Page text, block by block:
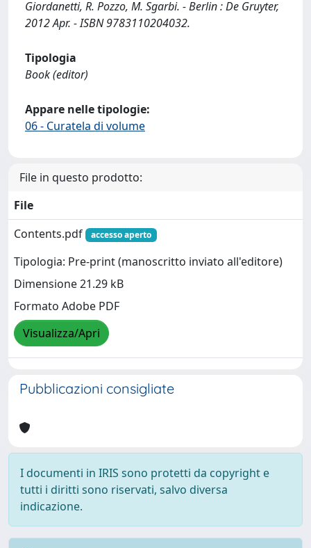
Giordanetti, R. Pozzo, M. Sgarbi. - Berlin : De Gruyter,
2012 Apr. - ISBN 9783110204032.
Tipologia
Book (editor)
Appare nelle tipologie:
06 - Curatela di volume
File in questo prodotto:
File
Contents.pdf
accesso aperto
Tipologia: Pre-print (manoscritto inviato all'editore)
Dimensione 21.29 kB
Formato Adobe PDF
Visualizza/Apri
Pubblicazioni consigliate
I documenti in IRIS sono protetti da copyright e
tutti i diritti sono riservati, salvo diversa
indicazione.